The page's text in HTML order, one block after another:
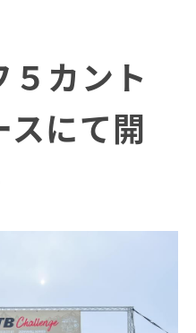
カント
スにて開